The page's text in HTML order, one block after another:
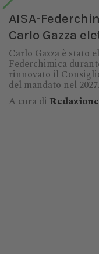
AISA-
Carlo Gazza
Carlo Gazza è stato
Federchimica
rinnovato il
del mandato nel
A cura di